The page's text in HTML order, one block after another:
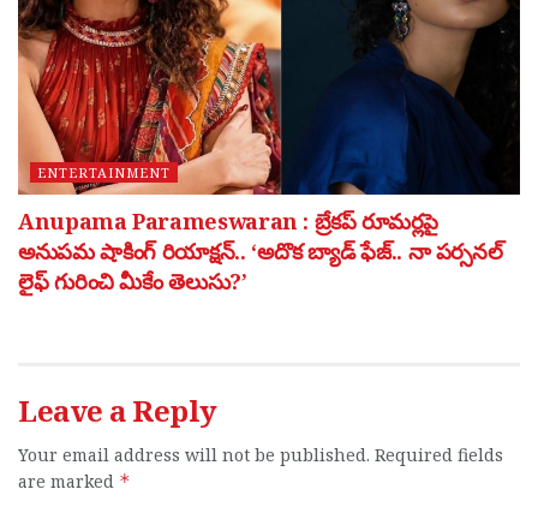
ENTERTAINMENT
Anupama Parameswaran : బ్రేకప్ రూమర్లపై
అనుపమ షాకింగ్ రియాక్షన్.. ‘అదొక బ్యాడ్ ఫేజ్.. నా పర్సనల్
లైఫ్ గురించి మీకేం తెలుసు?’
Leave a Reply
Your email address will not be published. Required fields
are marked *